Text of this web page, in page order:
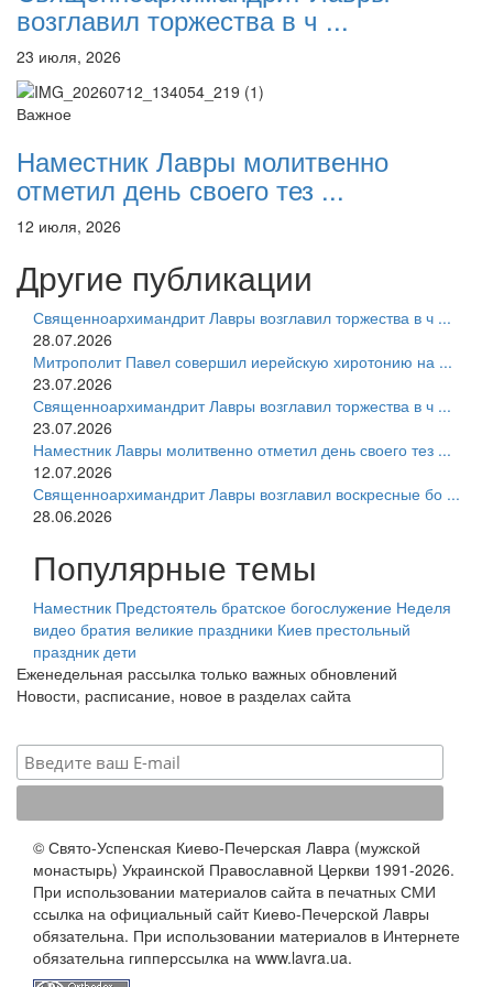
возглавил торжества в ч ...
23 июля, 2026
Важное
Наместник Лавры молитвенно
отметил день своего тез ...
12 июля, 2026
Другие публикации
Священноархимандрит Лавры возглавил торжества в ч ...
28.07.2026
Митрополит Павел совершил иерейскую хиротонию на ...
23.07.2026
Священноархимандрит Лавры возглавил торжества в ч ...
23.07.2026
Наместник Лавры молитвенно отметил день своего тез ...
12.07.2026
Священноархимандрит Лавры возглавил воскресные бо ...
28.06.2026
Популярные темы
Наместник Предстоятель братское богослужение Неделя
видео братия великие праздники Киев престольный
праздник дети
Еженедельная рассылка только важных обновлений
Новости, расписание, новое в разделах сайта
© Свято-Успенская Киево-Печерская Лавра (мужской
монастырь) Украинской Православной Церкви 1991-2026.
При использовании материалов сайта в печатных СМИ
ссылка на официальный сайт Киево-Печерской Лавры
обязательна. При использовании материалов в Интернете
обязательна гипперссылка на www.lavra.ua.